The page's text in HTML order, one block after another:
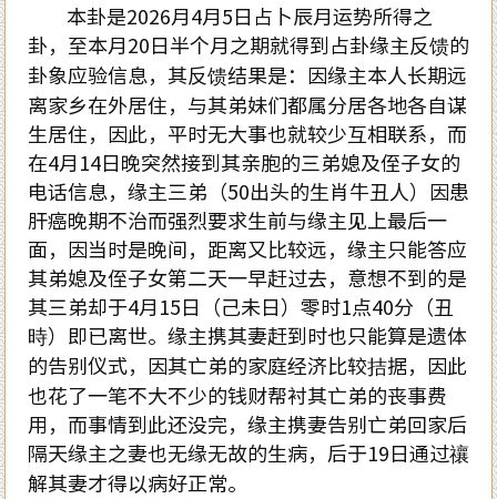
本卦是2026月4月5日占卜辰月运势所得之
卦，至本月20日半个月之期就得到占卦缘主反馈的
卦象应验信息，其反馈结果是：因缘主本人长期远
离家乡在外居住，与其弟妹们都属分居各地各自谋
生居住，因此，平时无大事也就较少互相联系，而
在4月14日晚突然接到其亲胞的三弟媳及侄子女的
电话信息，缘主三弟（50出头的生肖牛丑人）因患
肝癌晚期不治而强烈要求生前与缘主见上最后一
面，因当时是晚间，距离又比较远，缘主只能答应
其弟媳及侄子女第二天一早赶过去，意想不到的是
其三弟却于4月15日（己未日）零时1点40分（丑
時）即已离世。缘主携其妻赶到时也只能算是遗体
的告别仪式，因其亡弟的家庭经济比较拮据，因此
也花了一笔不大不少的钱财帮衬其亡弟的丧事费
用，而事情到此还没完，缘主携妻告别亡弟回家后
隔天缘主之妻也无缘无故的生病，后于19日通过禳
解其妻才得以病好正常。